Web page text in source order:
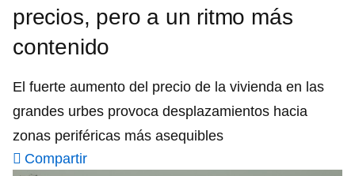
precios, pero a un ritmo más
contenido
El fuerte aumento del precio de la vivienda en las
grandes urbes provoca desplazamientos hacia
zonas periféricas más asequibles
Compartir